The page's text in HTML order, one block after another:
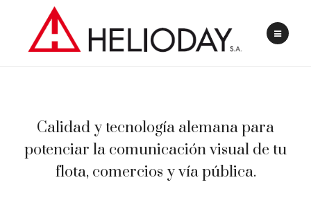
Calidad y tecnología alemana para
potenciar la comunicación visual de tu
flota, comercios y vía pública.